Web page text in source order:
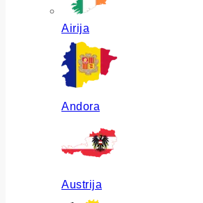
Airija
Andora
Austrija